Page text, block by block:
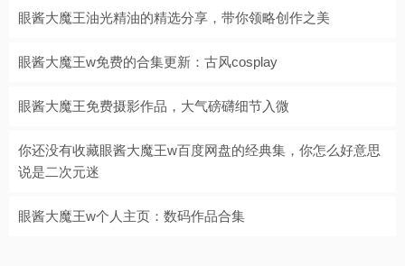
眼酱大魔王油光精油的精选分享，带你领略创作之美
眼酱大魔王w免费的合集更新：古风cosplay
眼酱大魔王免费摄影作品，大气磅礴细节入微
你还没有收藏眼酱大魔王w百度网盘的经典集，你怎么好意思
说是二次元迷
眼酱大魔王w个人主页：数码作品合集